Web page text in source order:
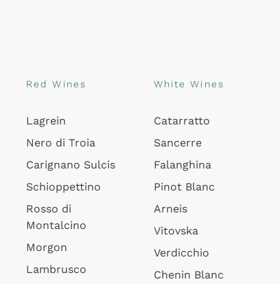
Red Wines
Lagrein
Nero di Troia
Carignano Sulcis
Schioppettino
Rosso di
Montalcino
Morgon
Lambrusco
White Wines
Catarratto
Sancerre
Falanghina
Pinot Blanc
Arneis
Vitovska
Verdicchio
Chenin Blanc